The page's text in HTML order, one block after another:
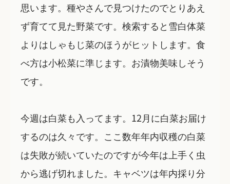
思います。種やさんで見つけたのでとりあえ
ず育てて見た野菜です。検索すると雪白体菜
よりはしゃもじ菜のほうがヒットします。食
べ方は小松菜に準じます。お漬物美味しそう
です。
今週は白菜も入ってます。12月に白菜お届け
するのは久々です。ここ数年年内収穫の白菜
は失敗が続いていたのですが今年は上手く虫
から逃げ切れました。キャベツは年内採り分